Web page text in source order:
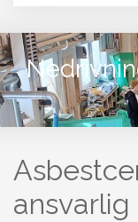
ansvarlig